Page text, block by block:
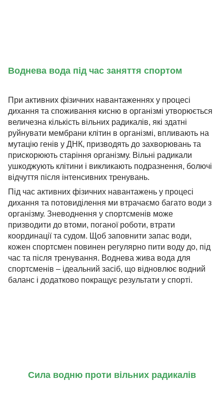
Воднева вода під час заняття спортом
При активних фізичних навантаженнях у процесі
дихання та споживання кисню в організмі утворюється
величезна кількість вільних радикалів, які здатні
руйнувати мембрани клітин в організмі, впливають на
мутацію генів у ДНК, призводять до захворювань та
прискорюють старіння організму. Вільні радикали
ушкоджують клітини і викликають подразнення, болючі
відчуття після інтенсивних тренувань.
Під час активних фізичних навантажень у процесі
дихання та потовиділення ми втрачаємо багато води з
організму. Зневоднення у спортсменів може
призводити до втоми, поганої роботи, втрати
координації та судом. Щоб заповнити запас води,
кожен спортсмен повинен регулярно пити воду до, під
час та після тренування. Воднева жива вода для
спортсменів – ідеальний засіб, що відновлює водний
баланс і додатково покращує результати у спорті.
Сила водню проти вільних радикалів